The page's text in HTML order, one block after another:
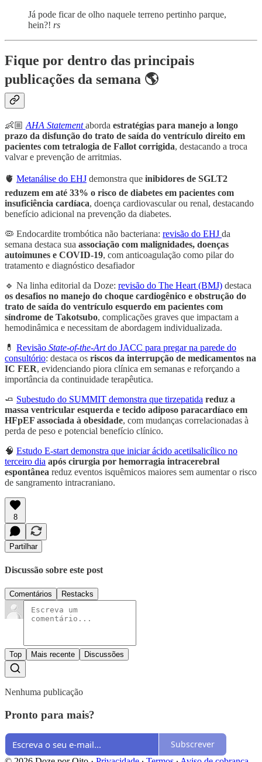
Já pode ficar de olho naquele terreno pertinho parque,
hein?! rs
Fique por dentro das principais
publicações da semana 🌎
👶🏼 AHA Statement aborda estratégias para manejo a longo
prazo da disfunção do trato de saída do ventrículo direito em
pacientes com tetralogia de Fallot corrigida, destacando a troca
valvar e prevenção de arritmias.
🫀 Metanálise do EHJ demonstra que inibidores de SGLT2
reduzem em até 33% o risco de diabetes em pacientes com
insuficiência cardíaca, doença cardiovascular ou renal, destacando
benefício adicional na prevenção da diabetes.
🦠 Endocardite trombótica não bacteriana: revisão do EHJ da
semana destaca sua associação com malignidades, doenças
autoimunes e COVID-19, com anticoagulação como pilar do
tratamento e diagnóstico desafiador
🔹 Na linha editorial da Doze: revisão do The Heart (BMJ) destaca
os desafios no manejo do choque cardiogênico e obstrução do
trato de saída do ventrículo esquerdo em pacientes com
síndrome de Takotsubo, complicações graves que impactam a
hemodinâmica e necessitam de abordagem individualizada.
💊 Revisão State-of-the-Artdo JACC para pregar na parede do
consultório: destaca os riscos da interrupção de medicamentos na
IC FER, evidenciando piora clínica em semanas e reforçando a
importância da continuidade terapêutica.
🧈 Subestudo do SUMMIT demonstra que tirzepatida reduz a
massa ventricular esquerda e tecido adiposo paracardíaco em
HFpEF associada à obesidade, com mudanças correlacionadas à
perda de peso e potencial benefício clínico.
🧠 Estudo E-start demonstra que iniciar ácido acetilsalicílico no
terceiro dia após cirurgia por hemorragia intracerebral
espontânea reduz eventos isquêmicos maiores sem aumentar o risco
de sangramento intracraniano.
8
Partilhar
Discussão sobre este post
Comentários Restacks
Top Mais recente Discussões
Nenhuma publicação
Pronto para mais?
Subscrever